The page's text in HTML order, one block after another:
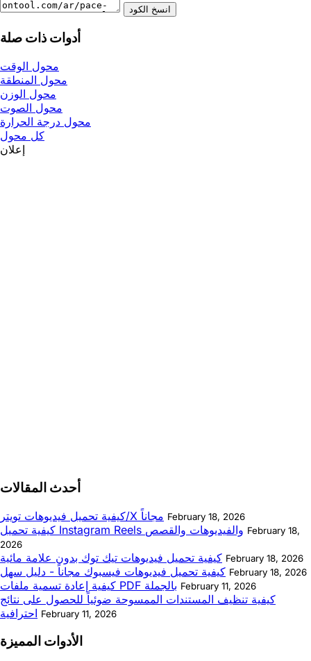
انسخ الكود
أدوات ذات صلة
محول الوقت
محول المنطقة
محول الوزن
محول الصوت
محول درجة الحرارة
كل محول
إعلان
أحدث المقالات
كيفية تحميل فيديوهات تويتر/X مجاناً February 18, 2026
كيفية تحميل Instagram Reels والفيديوهات والقصص February 18,
2026
كيفية تحميل فيديوهات تيك توك بدون علامة مائية February 18, 2026
كيفية تحميل فيديوهات فيسبوك مجاناً - دليل سهل February 18, 2026
كيفية إعادة تسمية ملفات PDF بالجملة February 11, 2026
كيفية تنظيف المستندات الممسوحة ضوئياً للحصول على نتائج
احترافية February 11, 2026
الأدوات المميزة